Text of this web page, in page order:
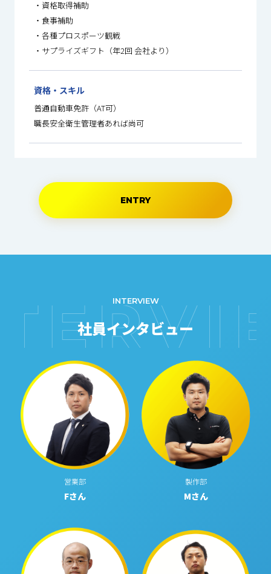
・資格取得補助
・食事補助
・各種プロスポーツ観戦
・サプライズギフト（年2回 会社より）
資格・スキル
普通自動車免許（AT可）
職長安全衛生管理者あれば尚可
ENTRY
INTERVIEW
社員インタビュー
営業部
Fさん
製作部
Mさん